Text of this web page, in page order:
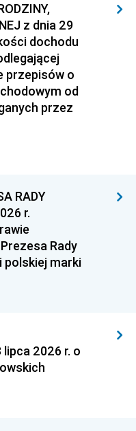
z dnia 29
dochodu
przepisów o
od
przez
RADY
r.
Rady
polskiej marki
lipca 2026 r. o